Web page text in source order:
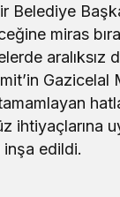
Belediye
miras
aralıksız
Gazicelal
ihtiyaçlarına
inşa edildi.